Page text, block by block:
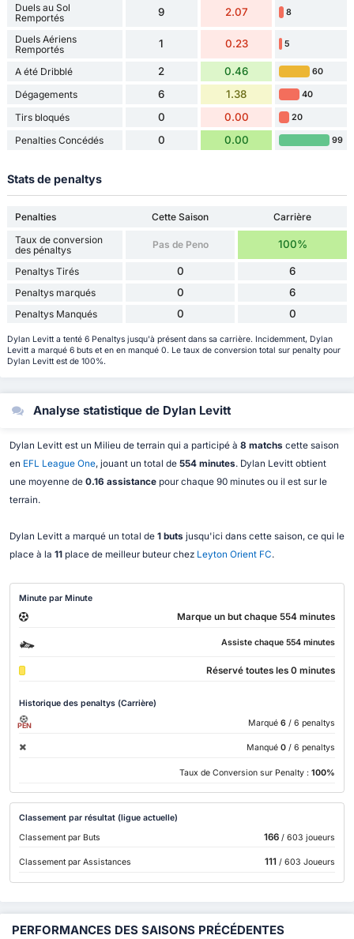
Duels au Sol
Remportés
9 2.07 8
Duels Aériens
Remportés
1 0.23 5
A été Dribblé 2 0.46 60
Dégagements 6 1.38 40
Tirs bloqués 0 0.00 20
Penalties Concédés 0 0.00 99
Stats de penaltys
Penalties Cette Saison
Carrière
Taux de conversion
des pénaltys
Pas de Peno 100%
Penaltys Tirés 0 6
Penaltys marqués 0 6
Penaltys Manqués 0 0
Dylan Levitt a tenté 6 Penaltys jusqu'à présent dans sa carrière. Incidemment, Dylan
Levitt a marqué 6 buts et en en manqué 0. Le taux de conversion total sur penalty pour
Dylan Levitt est de 100%.
Analyse statistique de Dylan Levitt
Dylan Levitt est un Milieu de terrain qui a participé à 8 matchs cette saison
en EFL League One, jouant un total de 554 minutes. Dylan Levitt obtient
une moyenne de 0.16 assistancepour chaque 90 minutes ou il est sur le
terrain.
Dylan Levitt a marqué un total de 1 buts jusqu'ici dans cette saison, ce qui le
place à la 11place de meilleur buteur chez Leyton Orient FC.
Minute par Minute
Marque un but chaque 554 minutes
Assiste chaque 554 minutes
Réservé toutes les 0 minutes
Historique des penaltys (Carrière)
PEN Marqué 6 / 6 penaltys
Manqué 0 / 6 penaltys
Taux de Conversion sur Penalty : 100%
Classement par résultat (ligue actuelle)
Classement par Buts
166/ 603 joueurs
Classement par Assistances 111 / 603 Joueurs
PERFORMANCES DES SAISONS PRÉCÉDENTES